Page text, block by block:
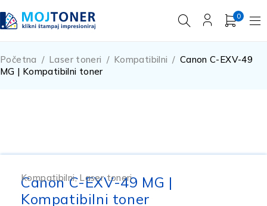
0
Početna / Laser toneri / Kompatibilni / Canon C-EXV-49
MG | Kompatibilni toner
Kompatibilni,Laser toneri
Canon C-EXV-49 MG |
Kompatibilni toner